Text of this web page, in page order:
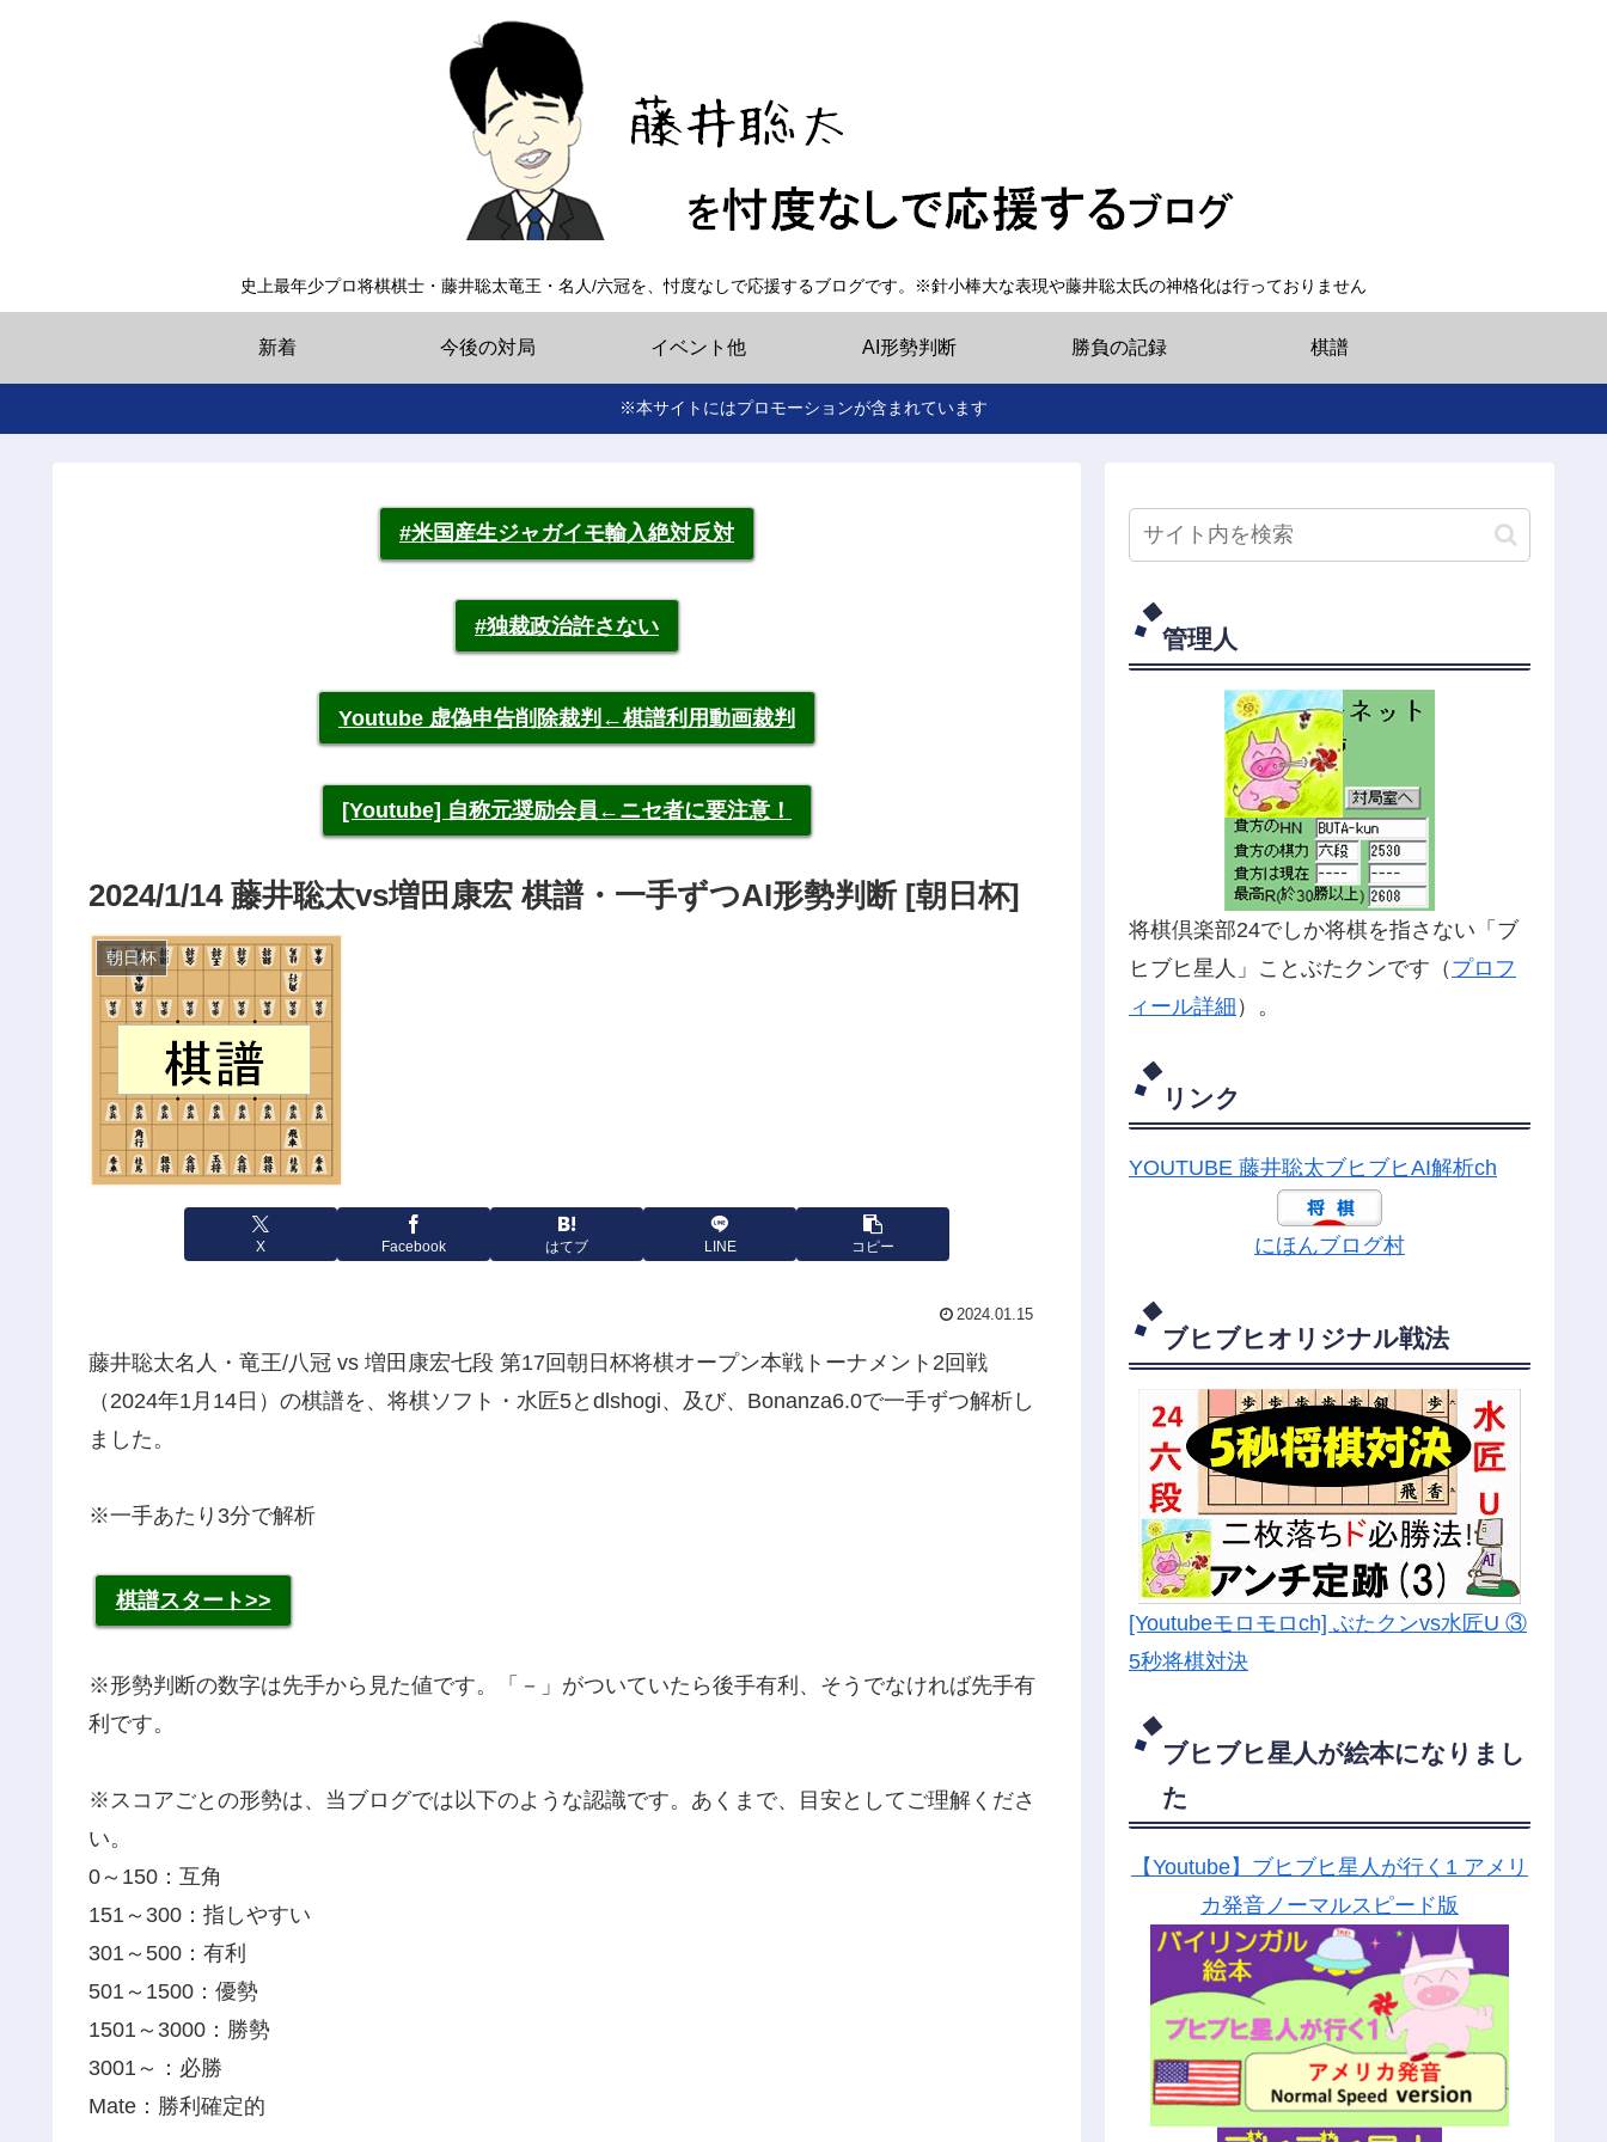
史上最年少プロ将棋棋士・藤井聡太竜王・名人/六冠を、忖度なしで応援するブログです。※針小棒大な表現や藤井聡太氏の神格化は行っておりません
新着 今後の対局 イベント他 AI形勢判断 勝負の記録 棋譜
※本サイトにはプロモーションが含まれています
#米国産生ジャガイモ輸入絶対反対
#独裁政治許さない
Youtube 虚偽申告削除裁判←棋譜利用動画裁判
[Youtube] 自称元奨励会員←ニセ者に要注意！
2024/1/14 藤井聡太vs増田康宏 棋譜・一手ずつAI形勢判断 [朝日杯]
朝日杯
X Facebook はてブ LINE コピー
2024.01.15
藤井聡太名人・竜王/八冠 vs 増田康宏七段 第17回朝日杯将棋オープン本戦トーナメント2回戦
（2024年1月14日）の棋譜を、将棋ソフト・水匠5とdlshogi、及び、Bonanza6.0で一手ずつ解析し
ました。
※一手あたり3分で解析
棋譜スタート>>
※形勢判断の数字は先手から見た値です。「－」がついていたら後手有利、そうでなければ先手有
利です。
※スコアごとの形勢は、当ブログでは以下のような認識です。あくまで、目安としてご理解くださ
い。
0～150：互角
151～300：指しやすい
301～500：有利
501～1500：優勢
1501～3000：勝勢
3001～：必勝
Mate：勝利確定的
管理人
将棋倶楽部24でしか将棋を指さない「ブ
ヒブヒ星人」ことぶたクンです（ プロフ
ィール詳細 ）。
リンク
YOUTUBE 藤井聡太ブヒブヒAI解析ch
にほんブログ村
ブヒブヒオリジナル戦法
[Youtubeモロモロch] ぶたクンvs水匠U ③
5秒将棋対決
ブヒブヒ星人が絵本になりまし
た
【Youtube】ブヒブヒ星人が行く1 アメリ
カ発音ノーマルスピード版